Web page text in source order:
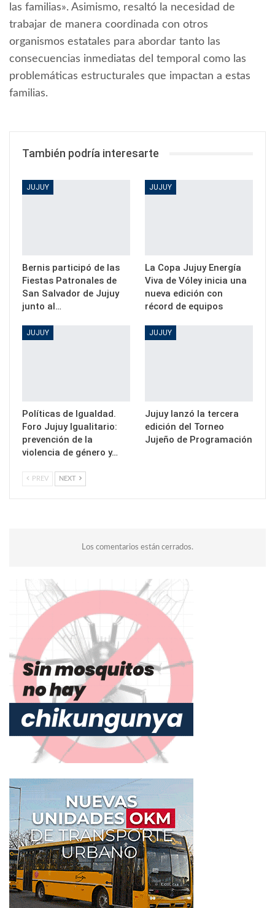
las familias». Asimismo, resaltó la necesidad de
trabajar de manera coordinada con otros
organismos estatales para abordar tanto las
consecuencias inmediatas del temporal como las
problemáticas estructurales que impactan a estas
familias.
También podría interesarte
JUJUY
Bernis participó de las
Fiestas Patronales de
San Salvador de Jujuy
junto al…
JUJUY
La Copa Jujuy Energía
Viva de Vóley inicia una
nueva edición con
récord de equipos
JUJUY
Políticas de Igualdad.
Foro Jujuy Igualitario:
prevención de la
violencia de género y…
JUJUY
Jujuy lanzó la tercera
edición del Torneo
Jujeño de Programación
PREV NEXT
Los comentarios están cerrados.